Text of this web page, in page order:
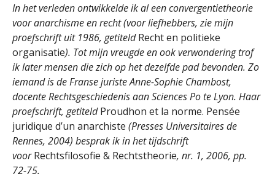
In het verleden ontwikkelde ik al een convergentietheorie
voor anarchisme en recht (voor liefhebbers, zie mijn
proefschrift uit 1986, getiteldRecht en politieke
organisatie). Tot mijn vreugde en ook verwondering trof
ik later mensen die zich op het dezelfde pad bevonden. Zo
iemand is de Franse juristeAnne-Sophie Chambost,
docente Rechtsgeschiedenis aan Sciences Po te Lyon. Haar
proefschrift, getiteldProudhon et la norme. Pensée
juridique d’un anarchiste (Presses Universitaires de
Rennes, 2004) besprak ik in het tijdschrift
voorRechtsfilosofie & Rechtstheorie, nr. 1, 2006, pp.
72-75.